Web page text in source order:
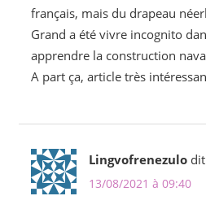
français, mais du drapeau
Grand a été vivre incognito
apprendre la construction
A part ça, article très
Lingvofrenezulo
13/08/2021 à 09:40